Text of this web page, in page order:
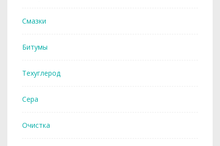
Смазки
Битумы
Техуглерод
Сера
Очистка